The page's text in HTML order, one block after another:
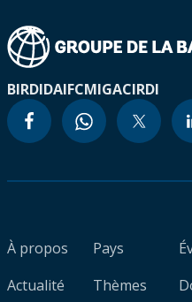
BIRDIDAIFCMIGACIRDI
À propos
Actualité
Pays
Thèmes